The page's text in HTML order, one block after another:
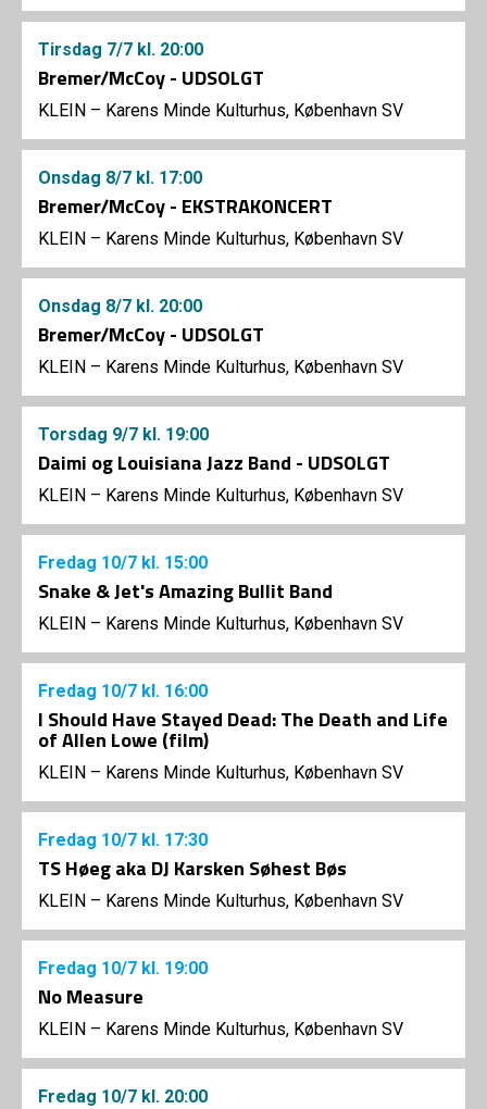
Tirsdag 7/7 kl. 20:00
Bremer/McCoy - UDSOLGT
KLEIN – Karens Minde Kulturhus, København SV
Onsdag 8/7 kl. 17:00
Bremer/McCoy - EKSTRAKONCERT
KLEIN – Karens Minde Kulturhus, København SV
Onsdag 8/7 kl. 20:00
Bremer/McCoy - UDSOLGT
KLEIN – Karens Minde Kulturhus, København SV
Torsdag 9/7 kl. 19:00
Daimi og Louisiana Jazz Band - UDSOLGT
KLEIN – Karens Minde Kulturhus, København SV
Fredag 10/7 kl. 15:00
Snake & Jet's Amazing Bullit Band
KLEIN – Karens Minde Kulturhus, København SV
Fredag 10/7 kl. 16:00
I Should Have Stayed Dead: The Death and Life
of Allen Lowe (film)
KLEIN – Karens Minde Kulturhus, København SV
Fredag 10/7 kl. 17:30
TS Høeg aka DJ Karsken Søhest Bøs
KLEIN – Karens Minde Kulturhus, København SV
Fredag 10/7 kl. 19:00
No Measure
KLEIN – Karens Minde Kulturhus, København SV
Fredag 10/7 kl. 20:00